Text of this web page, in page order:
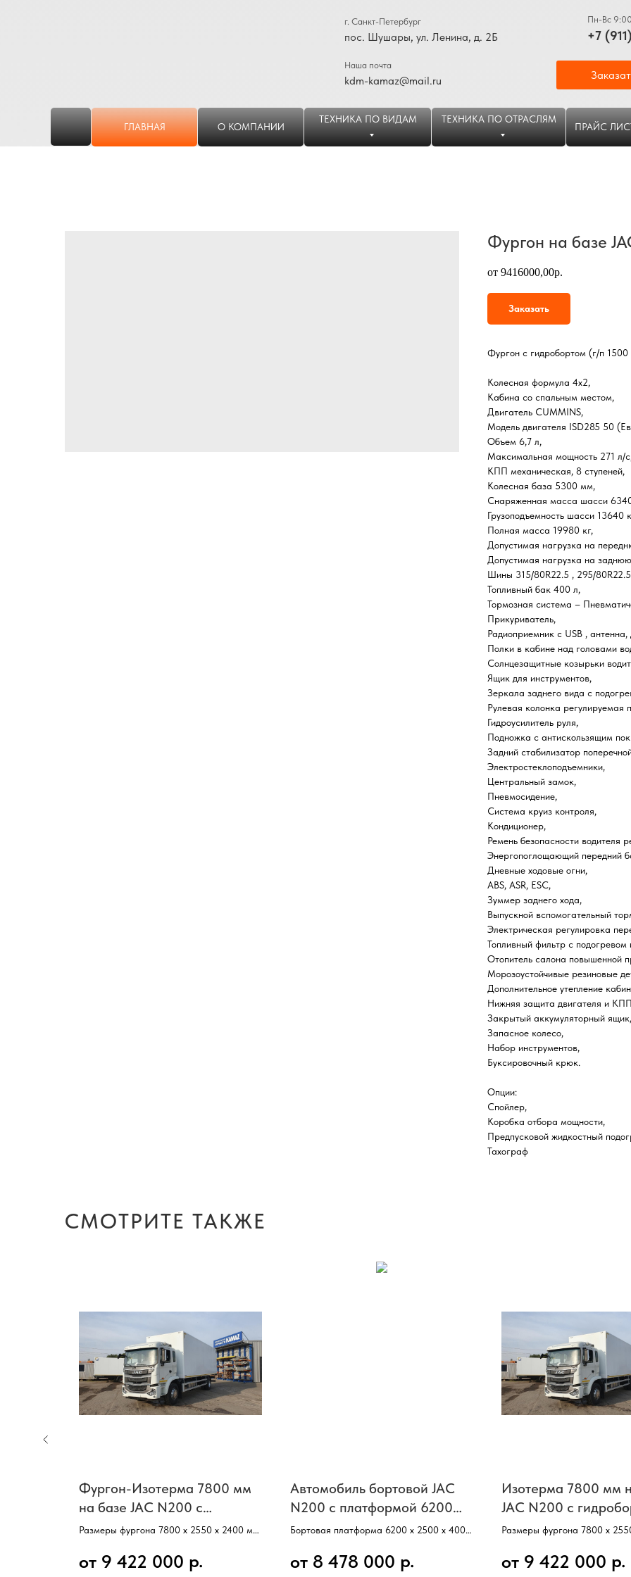
+7
Пн-Вс
kdm-kamaz@mail.ru
Наша почта
пос. Шушары, ул. Ленина, д. 2Б
г. Санкт-Петербург
ГЛАВНАЯ О КОМПАНИИ
ТЕХНИКА ПО ВИДАМ ТЕХНИКА ПО ОТРАСЛЯМ
ПРАЙС
Фургон на базе
от 9416000,00р.
Заказать
Фургон с гидробортом (г/п
Колесная формула 4х2,
Кабина со спальным местом,
Двигатель CUMMINS,
Модель двигателя ISD285 50
Объем 6,7 л,
Максимальная мощность 271 л/с,
КПП механическая, 8 ступеней,
Колесная база 5300 мм,
Снаряженная масса шасси
Грузоподъемность шасси 13640
Полная масса 19980 кг,
Допустимая нагрузка на
Допустимая нагрузка на
Шины 315/80R22.5 , 295/
Топливный бак 400 л,
Тормозная система –
Прикуриватель,
Радиоприемник c USB , антенна,
Полки в кабине над головами
Солнцезащитные козырьки
Ящик для инструментов,
Зеркала заднего вида с
Рулевая колонка регулируемая
Гидроусилитель руля,
Подножка с антискользящим
Задний стабилизатор
Электростеклоподъемники,
Центральный замок,
Пневмосидение,
Система круиз контроля,
Кондиционер,
Ремень безопасности водителя
Энергопоглощающий передний
Дневные ходовые огни,
ABS, ASR, ESC,
Зуммер заднего хода,
Выпускной вспомогательный
Электрическая регулировка
Топливный фильтр с подогревом
Отопитель салона повышенной
Морозоустойчивые резиновые
Дополнительное утепление
Нижняя защита двигателя и
Закрытый аккумуляторный ящик,
Запасное колесо,
Набор инструментов,
Буксировочный крюк.
Опции:
Спойлер,
Коробка отбора мощности,
Предпусковой жидкостный
Тахограф
СМОТРИТЕ ТАКЖЕ
Фургон-Изотерма 7800 мм
на базе JAC N200 с
гидробортом
Размеры фургона 7800 х 2550 х 2400 мм,
Кабина со спальным местом,
от 9 422 000 р.
Автомобиль бортовой JAC
N200 с платформой 6200
мм
Бортовая платформа 6200 х 2500 х 400
Базовый автомобиль – JAC N200,
Кабина со спальным местом,
от 8 478 000 р.
Изотерма 7800 мм
JAC N200 с
Размеры фургона 7800 х
Кабина со спальным местом,
от 9 422 000 р.